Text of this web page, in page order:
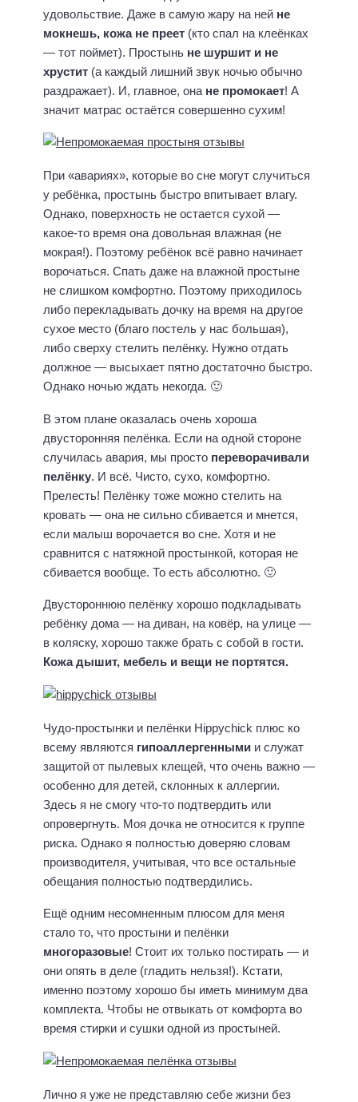
удовольствие. Даже в самую жару на ней не
мокнешь, кожа не преет (кто спал на клеёнках
— тот поймет). Простынь не шуршит и не
хрустит (а каждый лишний звук ночью обычно
раздражает). И, главное, она не промокает! А
значит матрас остаётся совершенно сухим!
При «авариях», которые во сне могут случиться
у ребёнка, простынь быстро впитывает влагу.
Однако, поверхность не остается сухой —
какое-то время она довольная влажная (не
мокрая!). Поэтому ребёнок всё равно начинает
ворочаться. Спать даже на влажной простыне
не слишком комфортно. Поэтому приходилось
либо перекладывать дочку на время на другое
сухое место (благо постель у нас большая),
либо сверху стелить пелёнку. Нужно отдать
должное — высыхает пятно достаточно быстро.
Однако ночью ждать некогда. 🙂
В этом плане оказалась очень хороша
двусторонняя пелёнка. Если на одной стороне
случилась авария, мы просто переворачивали
пелёнку. И всё. Чисто, сухо, комфортно.
Прелесть! Пелёнку тоже можно стелить на
кровать — она не сильно сбивается и мнется,
если малыш ворочается во сне. Хотя и не
сравнится с натяжной простынкой, которая не
сбивается вообще. То есть абсолютно. 🙂
Двустороннюю пелёнку хорошо подкладывать
ребёнку дома — на диван, на ковёр, на улице —
в коляску, хорошо также брать с собой в гости.
Кожа дышит, мебель и вещи не портятся.
Чудо-простынки и пелёнки Hippychick плюс ко
всему являются гипоаллергенными и служат
защитой от пылевых клещей, что очень важно —
особенно для детей, склонных к аллергии.
Здесь я не смогу что-то подтвердить или
опровергнуть. Моя дочка не относится к группе
риска. Однако я полностью доверяю словам
производителя, учитывая, что все остальные
обещания полностью подтвердились.
Ещё одним несомненным плюсом для меня
стало то, что простыни и пелёнки
многоразовые! Стоит их только постирать — и
они опять в деле (гладить нельзя!). Кстати,
именно поэтому хорошо бы иметь минимум два
комплекта. Чтобы не отвыкать от комфорта во
время стирки и сушки одной из простыней.
Лично я уже не представляю себе жизни без